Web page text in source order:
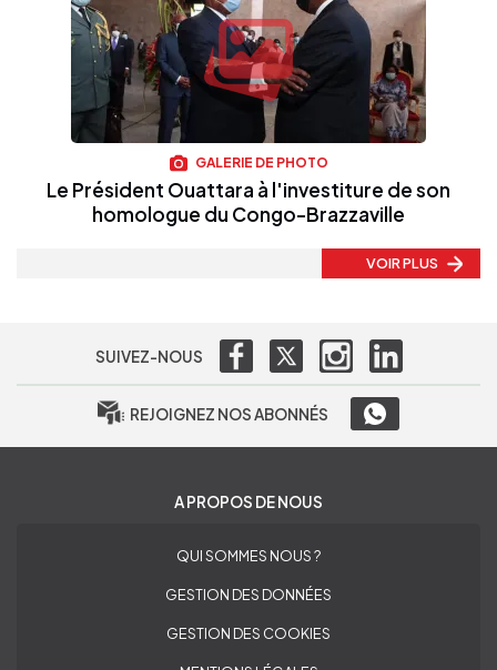
GALERIE DE PHOTO
Le Président Ouattara à l'investiture de son
homologue du Congo-Brazzaville
VOIR PLUS
SUIVEZ-NOUS
REJOIGNEZ NOS ABONNÉS
A PROPOS DE NOUS
QUI SOMMES NOUS ?
GESTION DES DONNÉES
GESTION DES COOKIES